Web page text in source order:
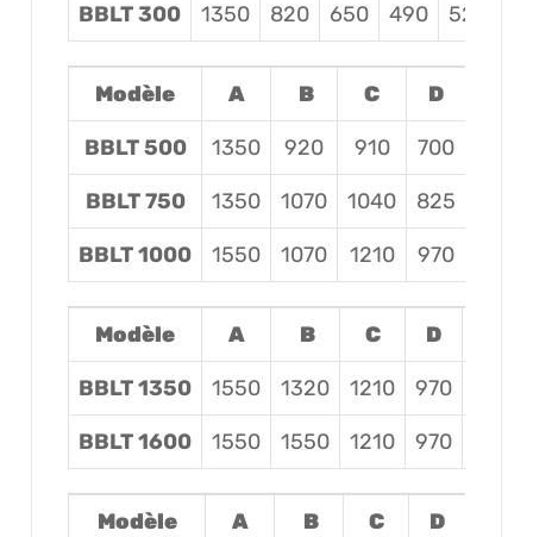
BBLT 300 1350 820 650 490 520
Modèle A B C D
BBLT 500 1350 920 910 700
BBLT 750 1350 1070 1040 825
BBLT 1000 1550 1070 1210 970
Modèle A B C D
BBLT 1350 1550 1320 1210 970
BBLT 1600 1550 1550 1210 970
Modèle A B C D